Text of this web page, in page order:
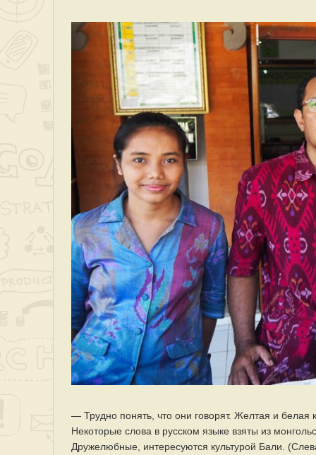
— Трудно понять, что они говорят. Желтая и белая
Некоторые слова в русском языке взяты из
Дружелюбные, интересуются культурой Бали.